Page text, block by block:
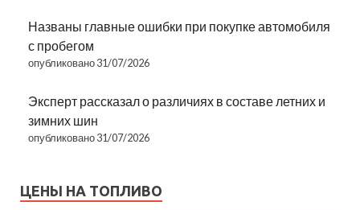
Названы главные ошибки при покупке автомобиля
с пробегом
опубликовано 31/07/2026
Эксперт рассказал о различиях в составе летних и
зимних шин
опубликовано 31/07/2026
ЦЕНЫ НА ТОПЛИВО